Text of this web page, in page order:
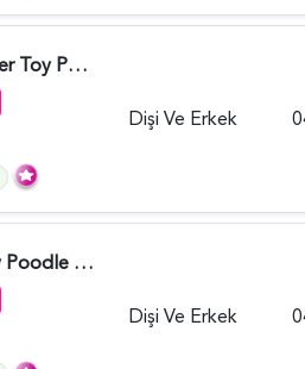
Sevimli Bebekler Toy Poodle - 5964
Dişi Ve Erkek
Kore Surat Toy Poodle Dişi ve Erkek Yavrular - 5896
Dişi Ve Erkek